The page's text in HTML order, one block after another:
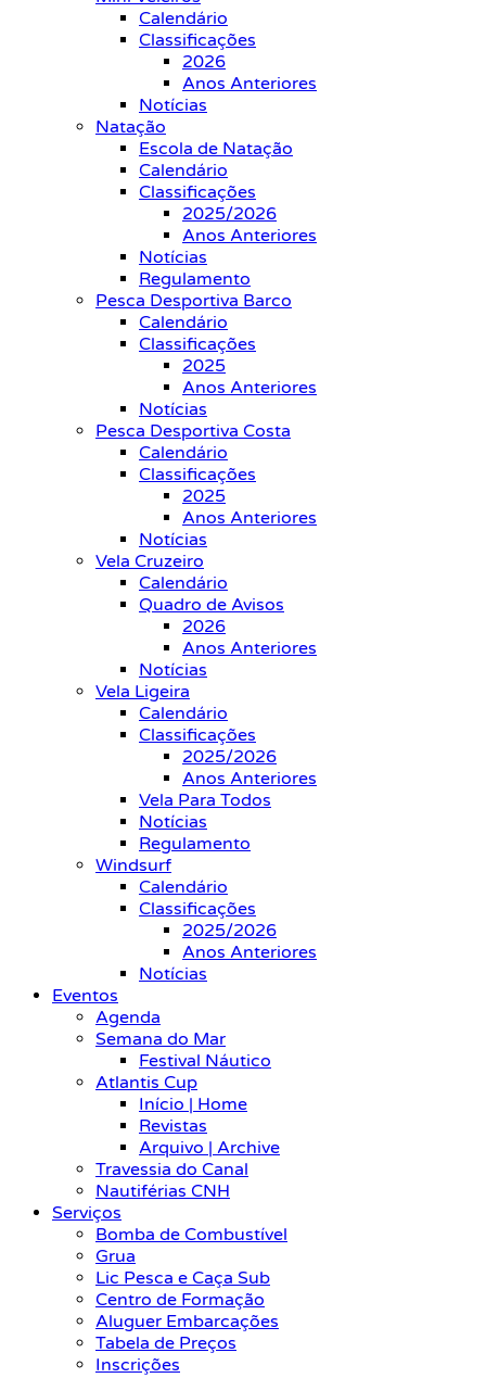
Calendário
Classificações
2026
Anos Anteriores
Notícias
Natação
Escola de Natação
Calendário
Classificações
2025/2026
Anos Anteriores
Notícias
Regulamento
Pesca Desportiva Barco
Calendário
Classificações
2025
Anos Anteriores
Notícias
Pesca Desportiva Costa
Calendário
Classificações
2025
Anos Anteriores
Notícias
Vela Cruzeiro
Calendário
Quadro de Avisos
2026
Anos Anteriores
Notícias
Vela Ligeira
Calendário
Classificações
2025/2026
Anos Anteriores
Vela Para Todos
Notícias
Regulamento
Windsurf
Calendário
Classificações
2025/2026
Anos Anteriores
Notícias
Eventos
Agenda
Semana do Mar
Festival Náutico
Atlantis Cup
Início | Home
Revistas
Arquivo | Archive
Travessia do Canal
Nautiférias CNH
Serviços
Bomba de Combustível
Grua
Lic Pesca e Caça Sub
Centro de Formação
Aluguer Embarcações
Tabela de Preços
Inscrições